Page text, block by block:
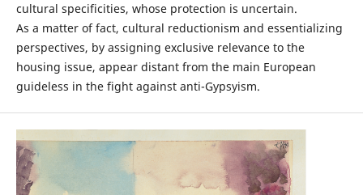
cultural specificities, whose protection is uncertain.
As a matter of fact, cultural reductionism and essentializing
perspectives, by assigning exclusive relevance to the
housing issue, appear distant from the main European
guideless in the fight against anti-Gypsyism.